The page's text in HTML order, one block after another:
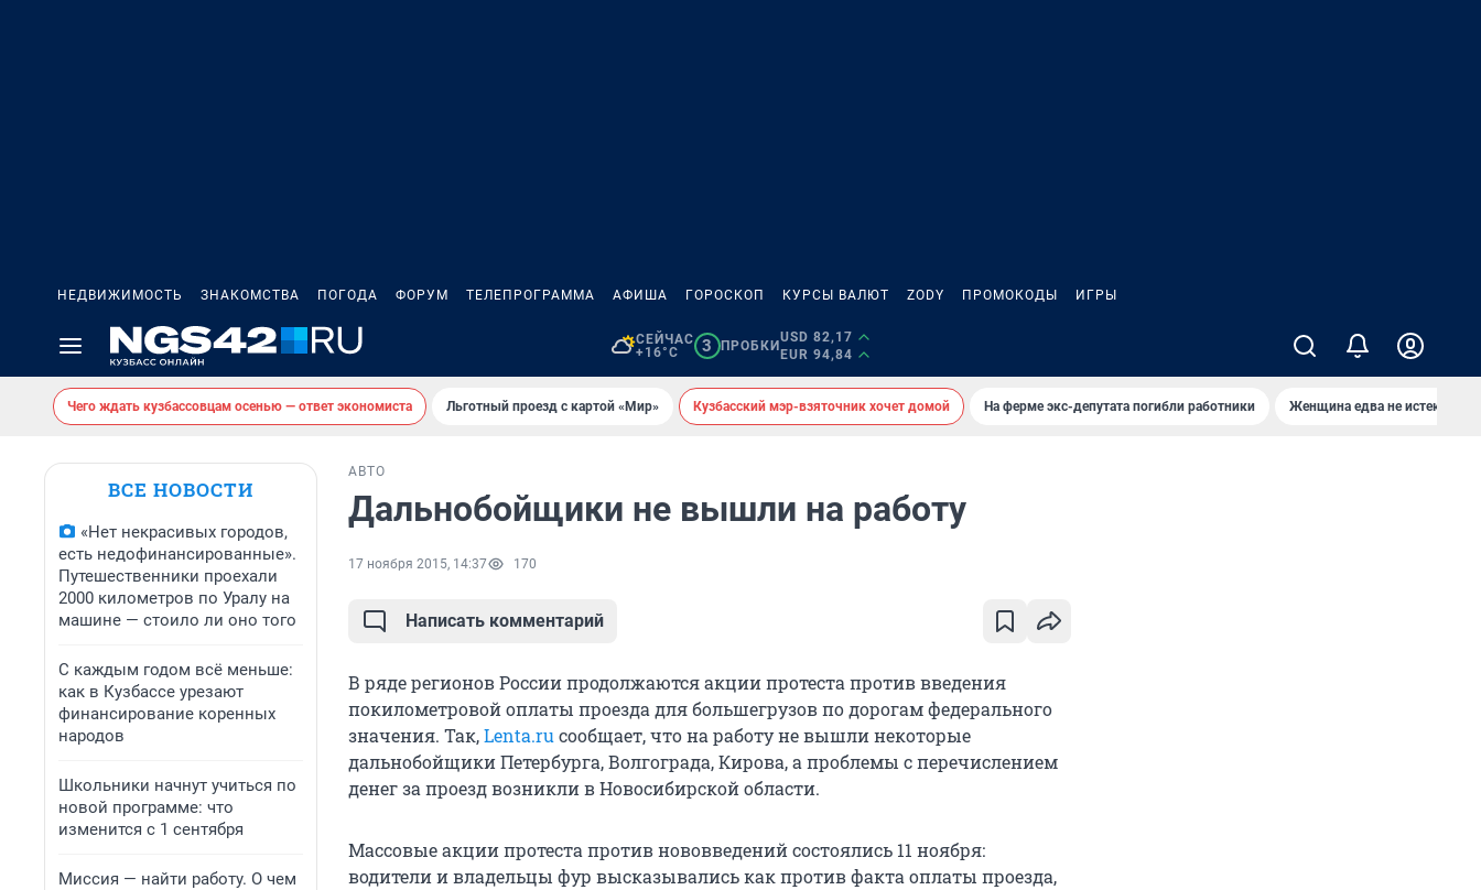
НЕДВИЖИМОСТЬ ЗНАКОМСТВА ПОГОДА ФОРУМ ТЕЛЕПРОГРАММА АФИША ГОРОСКОП КУРСЫ ВАЛЮТ ZODY ПРОМОКОДЫ ИГРЫ
СЕЙЧАС
+16°C
3 ПРОБКИ
USD 82,17
EUR 94,84
Чего ждать кузбассовцам осенью — ответ экономиста Льготный проезд с картой «Мир» Кузбасский мэр-взяточник хочет домой На ферме экс-депутата погибли работники Женщина едва не истекла
ВСЕ НОВОСТИ
«Нет некрасивых городов,
есть недофинансированные».
Путешественники проехали
2000 километров по Уралу на
машине — стоило ли оно того
С каждым годом всё меньше:
как в Кузбассе урезают
финансирование коренных
народов
Школьники начнут учиться по
новой программе: что
изменится с 1 сентября
Миссия — найти работу. О чем
АВТО
Дальнобойщики не вышли на работу
17 ноября 2015, 14:37 170
Написать комментарий
В ряде регионов России продолжаются акции протеста против введения
покилометровой оплаты проезда для большегрузов по дорогам федерального
значения. Так,Lenta.ru сообщает, что на работу не вышли некоторые
дальнобойщики Петербурга, Волгограда, Кирова, а проблемы с перечислением
денег за проезд возникли в Новосибирской области.
Массовые акции протеста против нововведений состоялись 11 ноября:
водители и владельцы фур высказывались как против факта оплаты проезда,